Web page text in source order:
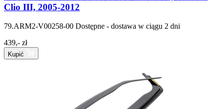
Clio III, 2005-2012
79.ARM2-V00258-00 Dostępne - dostawa w ciągu 2 dni
439,- zł
Kupić